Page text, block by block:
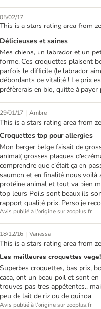
05/02/17
This is a stars rating area from
Délicieuses et saines
Mes chiens, un labrador et un
forme. Ces croquettes plaisent
parfois le difficile (le labrador
débordants de vitalité ! Le prix
préfèrerais en bio, quitte à payer
29/01/17 | Ambre
This is a stars rating area from
Croquettes top pour allergies
Mon berger belge faisait de
animal( grosses plaques
comprendre que c'était ça en
saumon et en finalité nous voilà
protéine animal et tout va bien
top leurs Poils sont beaux ils
rapport qualité prix. Perso je
Avis publié à l'origine sur zooplus.fr
18/12/16 | Vanessa
This is a stars rating area from
Les meilleures croquettes vege!
Superbes croquettes, bas prix,
caca, ont un beau poil et sont
trouves pas tres appétentes..
peu de lait de riz ou de quinoa
Avis publié à l'origine sur zooplus.fr